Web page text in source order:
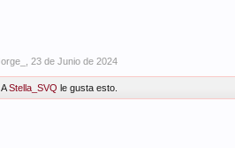
23 de Junio de 2024
AStella_SVQ le gusta esto.